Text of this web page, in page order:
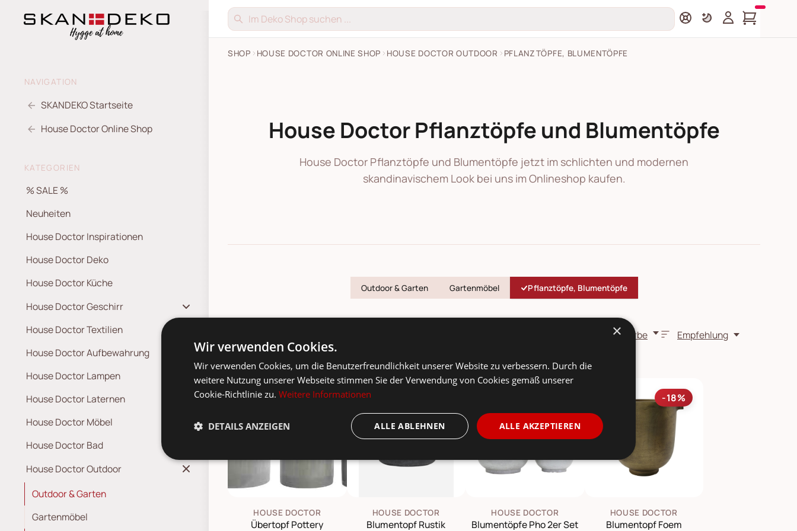
NAVIGATION
SKANDEKO Startseite
House Doctor Online Shop
KATEGORIEN
% SALE %
Neuheiten
House Doctor Inspirationen
House Doctor Deko
House Doctor Küche
House Doctor Geschirr
House Doctor Textilien
House Doctor Aufbewahrung
House Doctor Lampen
House Doctor Laternen
House Doctor Möbel
House Doctor Bad
House Doctor Outdoor
Outdoor & Garten
Gartenmöbel
SHOP HOUSE DOCTOR ONLINE SHOP HOUSE DOCTOR OUTDOOR PFLANZTÖPFE, BLUMENTÖPFE
House Doctor Pflanztöpfe und Blumentöpfe
House Doctor Pflanztöpfe und Blumentöpfe jetzt im schlichten und modernen
skandinavischem Look bei uns im Onlineshop kaufen.
Outdoor & Garten Gartenmöbel Pflanztöpfe, Blumentöpfe
Farbe Empfehlung
SALE -10%
HOUSE DOCTOR
Übertopf Pottery
HOUSE DOCTOR
Blumentopf Rustik
HOUSE DOCTOR
Blumentöpfe Pho 2er Set
-18%
HOUSE DOCTOR
Blumentopf Foem
×
Wir verwenden Cookies.
Wir verwenden Cookies, um die Benutzerfreundlichkeit unserer Website zu verbessern. Durch die
weitere Nutzung unserer Webseite stimmen Sie der Verwendung von Cookies gemäß unserer
Cookie-Richtlinie zu. Weitere Informationen
ALLE AKZEPTIEREN
ALLE ABLEHNEN
DETAILS ANZEIGEN